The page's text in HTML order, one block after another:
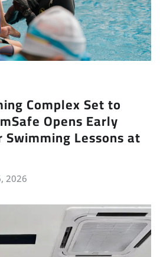
Complex Set to
Opens Early
Lessons at
2026